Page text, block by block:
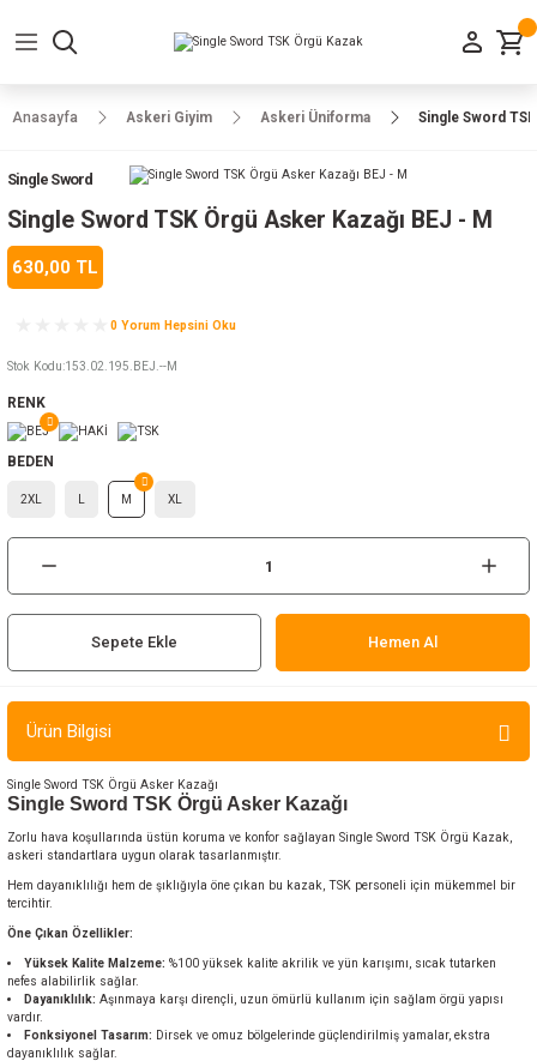
ve Çorap
Anasayfa Askeri Giyim Askeri Üniforma Single Sword
Single Sword
Single Sword TSK Örgü Asker Kazağı BEJ - M
630,00 TL
0 Yorum Hepsini Oku
Stok Kodu:153.02.195.BEJ.--M
RENK
BEDEN
2XL L M XL
Sepete Ekle Hemen Al
Ürün Bilgisi
Single Sword TSK Örgü Asker Kazağı
Single Sword TSK Örgü Asker Kazağı
Zorlu hava koşullarında üstün koruma ve konfor sağlayan Single Sword TSK Örgü Kazak,
askeri standartlara uygun olarak tasarlanmıştır.
Hem dayanıklılığı hem de şıklığıyla öne çıkan bu kazak, TSK personeli için mükemmel bir
tercihtir.
Öne Çıkan Özellikler:
Yüksek Kalite Malzeme: %100 yüksek kalite akrilik ve yün karışımı, sıcak tutarken
nefes alabilirlik sağlar.
Dayanıklılık: Aşınmaya karşı dirençli, uzun ömürlü kullanım için sağlam örgü yapısı
vardır.
Fonksiyonel Tasarım: Dirsek ve omuz bölgelerinde güçlendirilmiş yamalar, ekstra
dayanıklılık sağlar.